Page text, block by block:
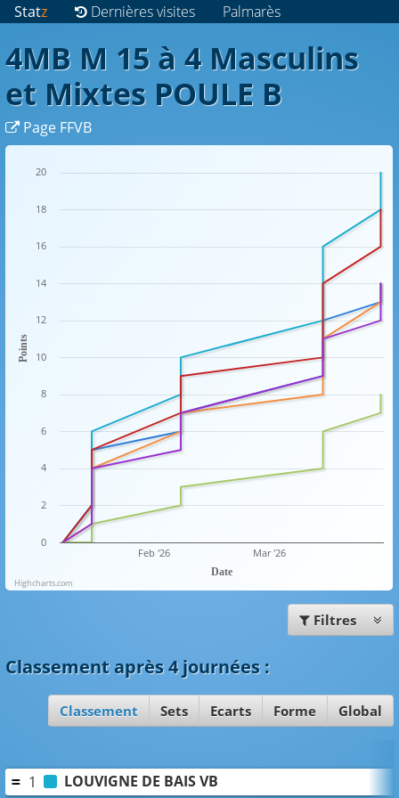
Statz Dernières visites Palmarès
4MB M 15 à 4 Masculins
et Mixtes POULE B
Page FFVB
Date
Points
Feb '26 Mar '26
0
2
4
6
8
10
12
14
16
18
20
Highcharts.com
Filtres
Classement après 4 journées:
Classement Sets Ecarts Forme Global
1 LOUVIGNE DE BAIS VB